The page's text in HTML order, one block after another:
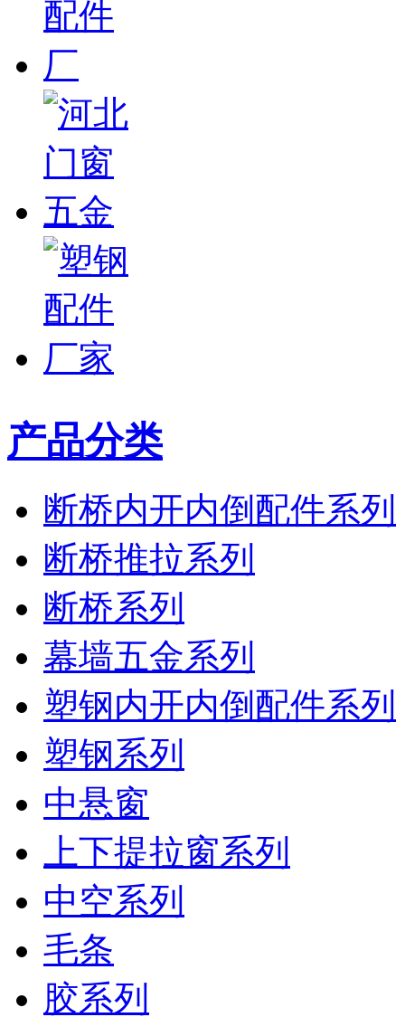
产品分类
断桥内开内倒配件系列
断桥推拉系列
断桥系列
幕墙五金系列
塑钢内开内倒配件系列
塑钢系列
中悬窗
上下提拉窗系列
中空系列
毛条
胶系列